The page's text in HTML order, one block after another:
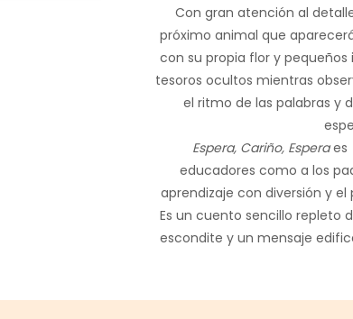
Con gran atención al
próximo animal que
con su propia flor y
tesoros ocultos mientras
el ritmo de las palabras y
Espera, Cariño, Esperaes
educadores como a los
aprendizaje con diversión y
Es un cuento sencillo repleto
escondite y un mensaje